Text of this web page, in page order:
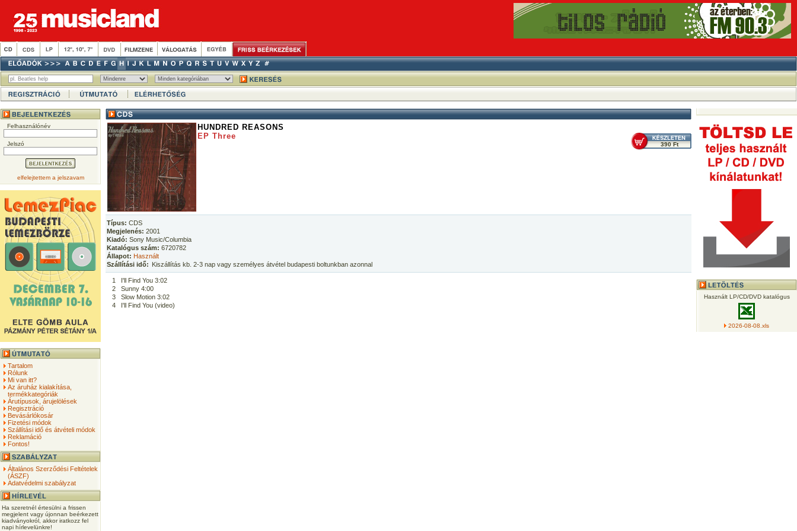
Felhasználónév
Jelszó
elfelejtettem a jelszavam
Tartalom
Rólunk
Mi van itt?
Az áruház kialakítása,
termékkategóriák
Árutípusok, árujelölések
Regisztráció
Bevásárlókosár
Fizetési módok
Szállítási idő és átvételi módok
Reklamáció
Fontos!
Általános Szerződési Feltételek
(ÁSZF)
Adatvédelmi szabályzat
Ha szeretnél értesülni a frissen
megjelent vagy újonnan beérkezett
kiadványokról, akkor iratkozz fel
napi hírlevelünkre!
HUNDRED REASONS
EP Three
390 Ft
Típus: CDS
Megjelenés: 2001
Kiadó: Sony Music/Columbia
Katalógus szám: 6720782
Állapot: Használt
Szállítási idő: Kiszállítás kb. 2-3 nap vagy személyes átvétel budapesti boltunkban azonnal
1
I'll Find You 3:02
2
Sunny 4:00
3
Slow Motion 3:02
4
I'll Find You (video)
Használt LP/CD/DVD katalógus
2026-08-08.xls